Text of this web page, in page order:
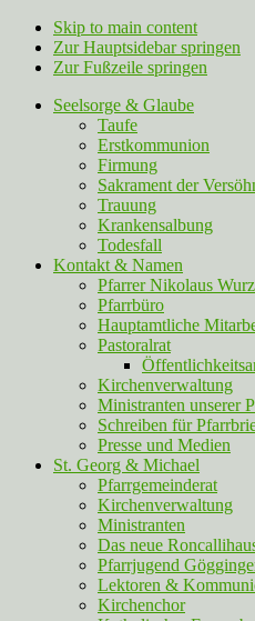
Skip to main content
Zur Hauptsidebar springen
Zur Fußzeile springen
Seelsorge & Glaube
Taufe
Erstkommunion
Firmung
Sakrament der
Trauung
Krankensalbung
Todesfall
Kontakt & Namen
Pfarrer Nikolaus
Pfarrbüro
Hauptamtliche
Pastoralrat
Kirchenverwaltung
Ministranten unserer
Schreiben für
Presse und Medien
St. Georg & Michael
Pfarrgemeinderat
Kirchenverwaltung
Ministranten
Das neue
Pfarrjugend
Lektoren &
Kirchenchor